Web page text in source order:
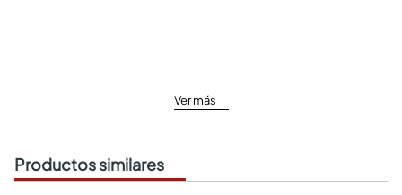
Ver más
Productos similares